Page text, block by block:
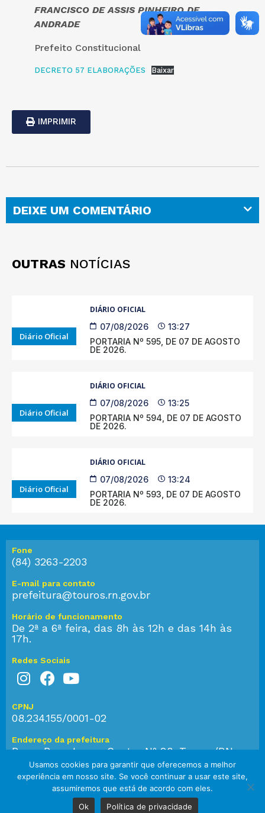
FRANCISCO DE ASSIS PINHEIRO DE
ANDRADE
Prefeito Constitucional
DECRETO 57 ELABORAÇÕES Baixar
IMPRIMIR
DEIXE UM COMENTÁRIO
OUTRAS NOTÍCIAS
Diário Oficial
DIÁRIO OFICIAL
07/08/2026
13:27
PORTARIA Nº 595, DE 07 DE AGOSTO
DE 2026.
Diário Oficial
DIÁRIO OFICIAL
07/08/2026
13:25
PORTARIA Nº 594, DE 07 DE AGOSTO
DE 2026.
Diário Oficial
DIÁRIO OFICIAL
07/08/2026
13:24
PORTARIA Nº 593, DE 07 DE AGOSTO
DE 2026.
Fone
(84) 3263-2203
E-mail para contato
prefeitura@touros.rn.gov.br
Horário de funcionamento
De 2ª a 6ª feira, das 8h às 12h e das 14h às
17h.
Redes Sociais
CPNJ
08.234.155/0001-02
Endereço da prefeitura
Praça Bom Jesus, Centro Nº 28, Touros/RN,
CEP: 59.584-000
© 2023 Prefeitura de Touros. Todos os direitos reservados.
Usamos cookies para garantir que oferecemos a melhor
experiência em nosso site. Se você continuar a usar este site,
assumiremos que está de acordo com eles.
Ok
Política de privacidade